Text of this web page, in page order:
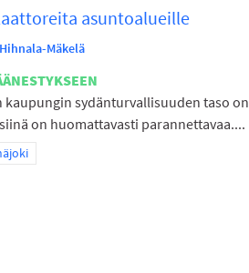
asuntoalueille
Mäkelä
kaupungin sydänturvallisuuden taso on
on huomattavasti parannettavaa....
teeman mukaan: Koko Seinäjoki